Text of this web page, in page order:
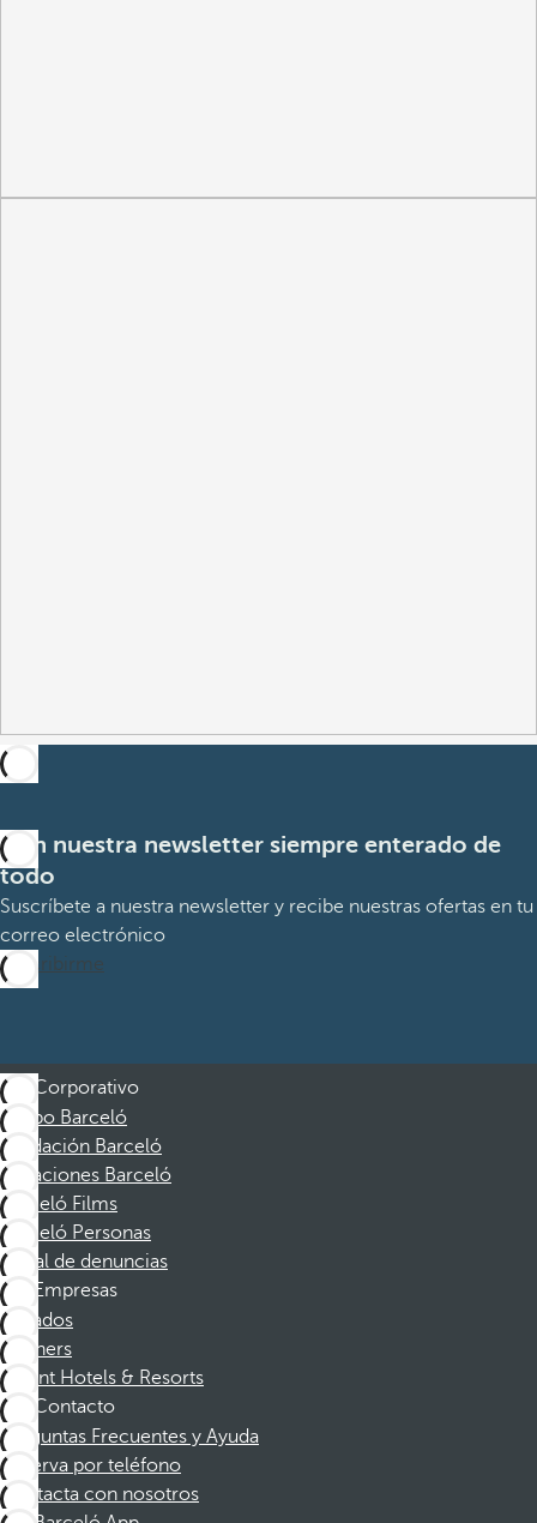
Con nuestra newsletter siempre enterado de
todo
Suscríbete a nuestra newsletter y recibe nuestras ofertas en tu
correo electrónico
Suscribirme
Corporativo
Grupo Barceló
Fundación Barceló
Vacaciones Barceló
Barceló Films
Barceló Personas
Canal de denuncias
Empresas
Afiliados
Partners
Dorint Hotels & Resorts
Contacto
Preguntas Frecuentes y Ayuda
Reserva por teléfono
Contacta con nosotros